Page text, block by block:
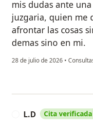
mis dudas ante
juzgaria, quien me
afrontar las cosas
demas sino en mi.
28 de julio de 2026 •
L.D Cita verificada